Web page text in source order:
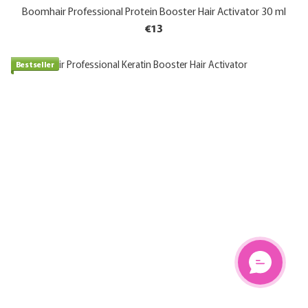
Boomhair Professional Protein Booster Hair Activator 30 ml
€13
Bestseller